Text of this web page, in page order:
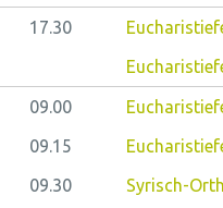
17.30
09.00
09.15
09.30
Syrisch-